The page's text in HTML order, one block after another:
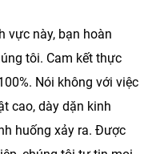
vực này, bạn hoàn
tôi. Cam kết thực
Nói không với việc
cao, dày dặn kinh
huống xảy ra. Được